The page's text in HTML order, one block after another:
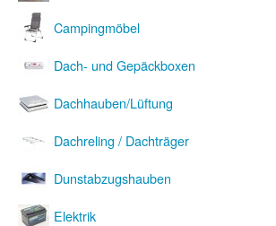
Campingmöbel
Dach- und Gepäckboxen
Dachhauben/Lüftung
Dachreling / Dachträger
Dunstabzugshauben
Elektrik